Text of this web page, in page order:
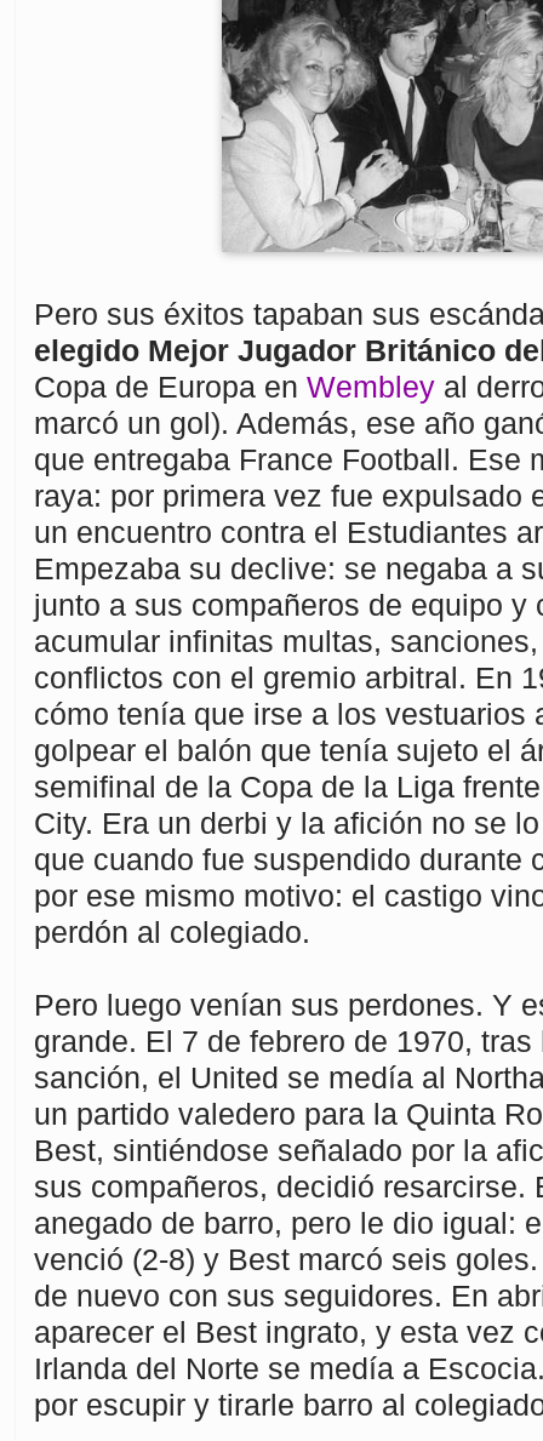
Pero sus éxitos tapaban sus
elegido Mejor Jugador Británico
Copa de Europa en Wembley al
marcó un gol). Además, ese año
que entregaba France Football. Ese
raya: por primera vez fue expulsado
un encuentro contra el Estudiantes
Empezaba su declive: se negaba a
junto a sus compañeros de equipo y
acumular infinitas multas,
conflictos con el gremio arbitral. En
cómo tenía que irse a los vestuarios
golpear el balón que tenía sujeto el
semifinal de la Copa de la Liga
City. Era un derbi y la afición no se
que cuando fue suspendido durante
por ese mismo motivo: el castigo
perdón al colegiado.
Pero luego venían sus perdones. Y
grande. El 7 de febrero de 1970,
sanción, el United se medía al
un partido valedero para la Quinta
Best, sintiéndose señalado por la
sus compañeros, decidió resarcirse.
anegado de barro, pero le dio igual:
venció (2-8) y Best marcó seis
de nuevo con sus seguidores. En
aparecer el Best ingrato, y esta vez
Irlanda del Norte se medía a
por escupir y tirarle barro al